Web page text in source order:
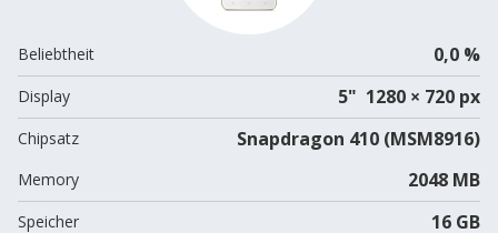
Beliebtheit 0,0 %
Display 5" 1280 × 720 px
Chipsatz Snapdragon 410 (MSM8916)
Memory 2048 MB
Speicher 16 GB